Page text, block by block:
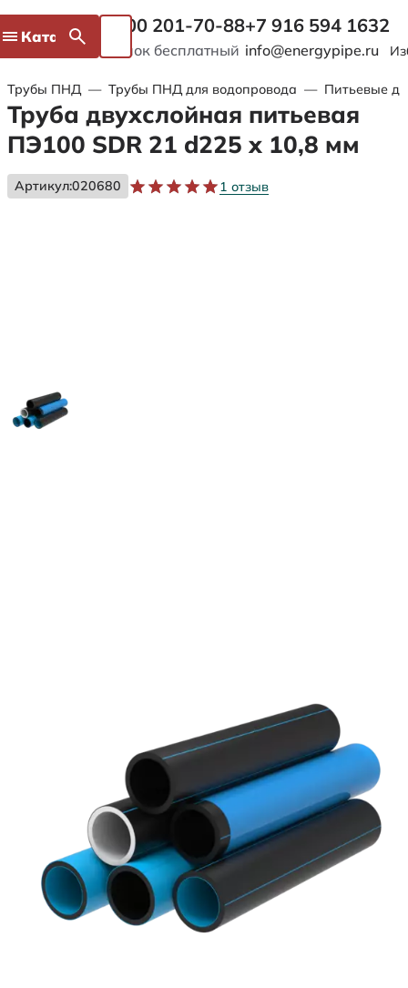
Каталог 8 800 201-70-88
Звонок бесплатный
+7 916 594 1632
info@energypipe.ru
Трубы ПНД — Трубы ПНД для водопровода — Питьевые
Труба двухслойная питьевая
ПЭ100 SDR 21 d225 х 10,8 мм
Артикул:020680 1 отзыв